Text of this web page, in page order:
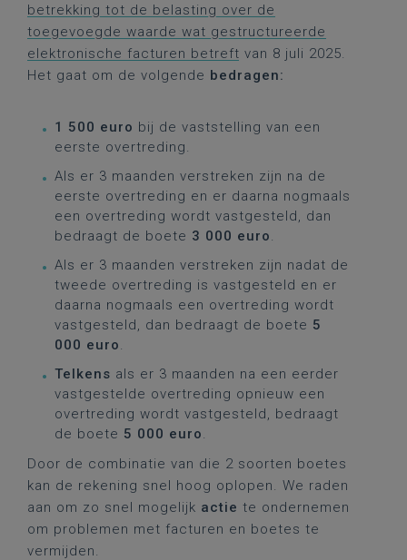
betrekking tot de belasting over de
toegevoegde waarde wat gestructureerde
elektronische facturen betreft van 8 juli 2025.
Het gaat om de volgende bedragen:
1 500 euro bij de vaststelling van een
eerste overtreding.
Als er 3 maanden verstreken zijn na de
eerste overtreding en er daarna nogmaals
een overtreding wordt vastgesteld, dan
bedraagt de boete 3 000 euro.
Als er 3 maanden verstreken zijn nadat de
tweede overtreding is vastgesteld en er
daarna nogmaals een overtreding wordt
vastgesteld, dan bedraagt de boete 5
000 euro.
Telkens als er 3 maanden na een eerder
vastgestelde overtreding opnieuw een
overtreding wordt vastgesteld, bedraagt
de boete 5 000 euro.
Door de combinatie van die 2 soorten boetes
kan de rekening snel hoog oplopen. We raden
aan om zo snel mogelijk actie te ondernemen
om problemen met facturen en boetes te
vermijden.